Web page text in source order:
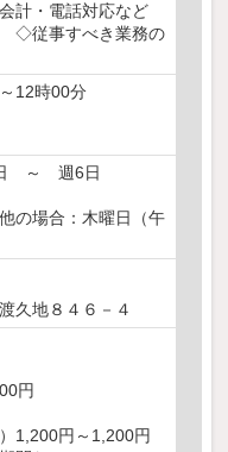
計・電話対応など
事すべき業務の
12時00分
日 ～ 週6日
の場合：木曜日（午
久地８４６－４
円
1,200円～1,200円